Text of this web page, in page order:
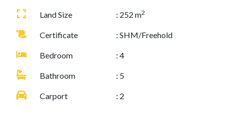
Land Size : 252 m2
Certificate : SHM/Freehold
Bedroom : 4
Bathroom : 5
Carport : 2